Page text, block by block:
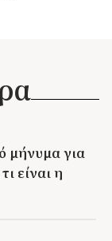
μήνυμα για
είναι η